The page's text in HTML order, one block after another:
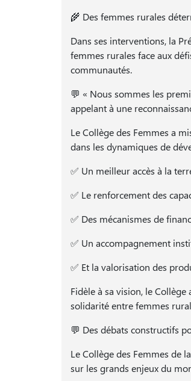
🌾 Des femmes rurales
Dans ses interventions, la
femmes rurales face aux
communautés.
💬 « Nous sommes les
appelant à une
Le Collège des Femmes a
dans les dynamiques de
✅ Un meilleur accès à la
✅ Le renforcement des
✅ Des mécanismes de
✅ Un accompagnement
✅ Et la valorisation des
Fidèle à sa vision, le
solidarité entre femmes
💬 Des débats constructifs
Le Collège des Femmes de
sur les grands enjeux du